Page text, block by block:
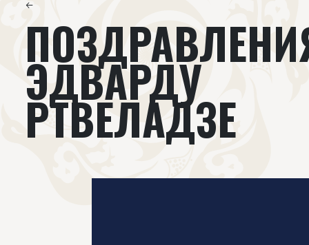
Всемирное общество
Издательство Новости
Проекты Подкасты
Книги Видеолекторий
←
ЭДВАРДУ
РТВЕЛАДЗЕ